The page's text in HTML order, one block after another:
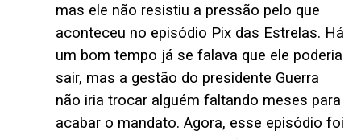
mas ele não resistiu a pressão pelo que
aconteceu no episódio Pix das Estrelas. Há
um bom tempo já se falava que ele poderia
sair, mas a gestão do presidente Guerra
não iria trocar alguém faltando meses para
acabar o mandato. Agora, esse episódio foi